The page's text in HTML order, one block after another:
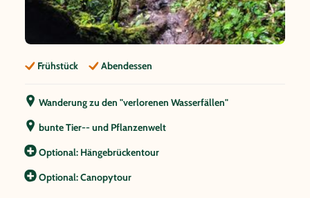
Frühstück Abendessen
Wanderung zu den "verlorenen Wasserfällen"
bunte Tier-- und Pflanzenwelt
Optional: Hängebrückentour
Optional: Canopytour